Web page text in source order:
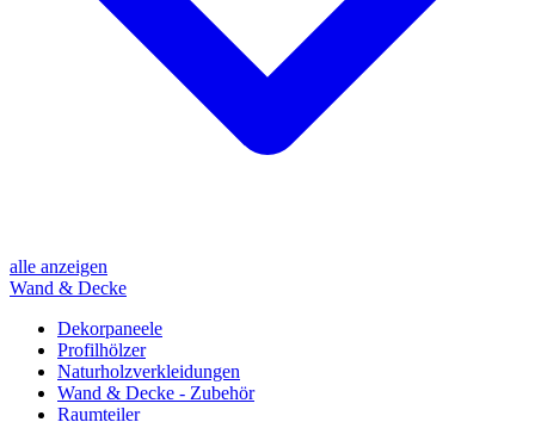
alle anzeigen
Wand & Decke
Dekorpaneele
Profilhölzer
Naturholzverkleidungen
Wand & Decke - Zubehör
Raumteiler